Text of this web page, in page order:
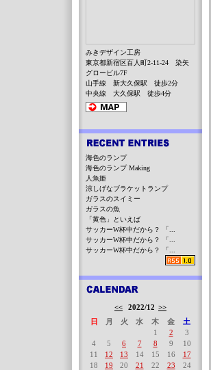
みきデザイン工房
東京都新宿区百人町2-11-24 染矢
グロービル7F
山手線 新大久保駅 徒歩2分
中央線 大久保駅 徒歩4分
海色のランプ
海色のランプ Making
人魚姫
涼しげなブラケットランプ
ガラスのスイミー
ガラスの魚
「黄色」といえば
サッカーW杯中だから？ 「...
サッカーW杯中だから？ 「...
サッカーW杯中だから？ 「...
<< 2022/12 >>
日
月 火 水 木 金
土
1
2
3
4
5 6 7 8 9
10
11
12 13 14 15 16
17
18
19 20 21 22 23
24